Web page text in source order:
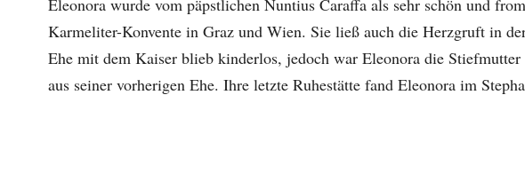
Eleonora wurde vom päpstlichen Nuntius Caraffa als sehr schön und
Karmeliter-Konvente in Graz und Wien. Sie ließ auch die Herzgruft in
Ehe mit dem Kaiser blieb kinderlos, jedoch war Eleonora die
aus seiner vorherigen Ehe. Ihre letzte Ruhestätte fand Eleonora im